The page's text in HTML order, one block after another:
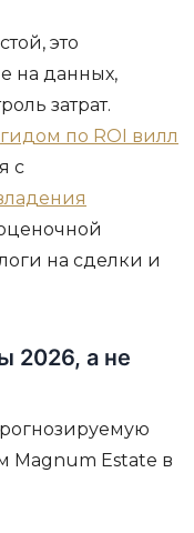
это
на данных,
затрат.
гидом по ROI вилл
с
на сделки и
2026, а не
Magnum Estate в